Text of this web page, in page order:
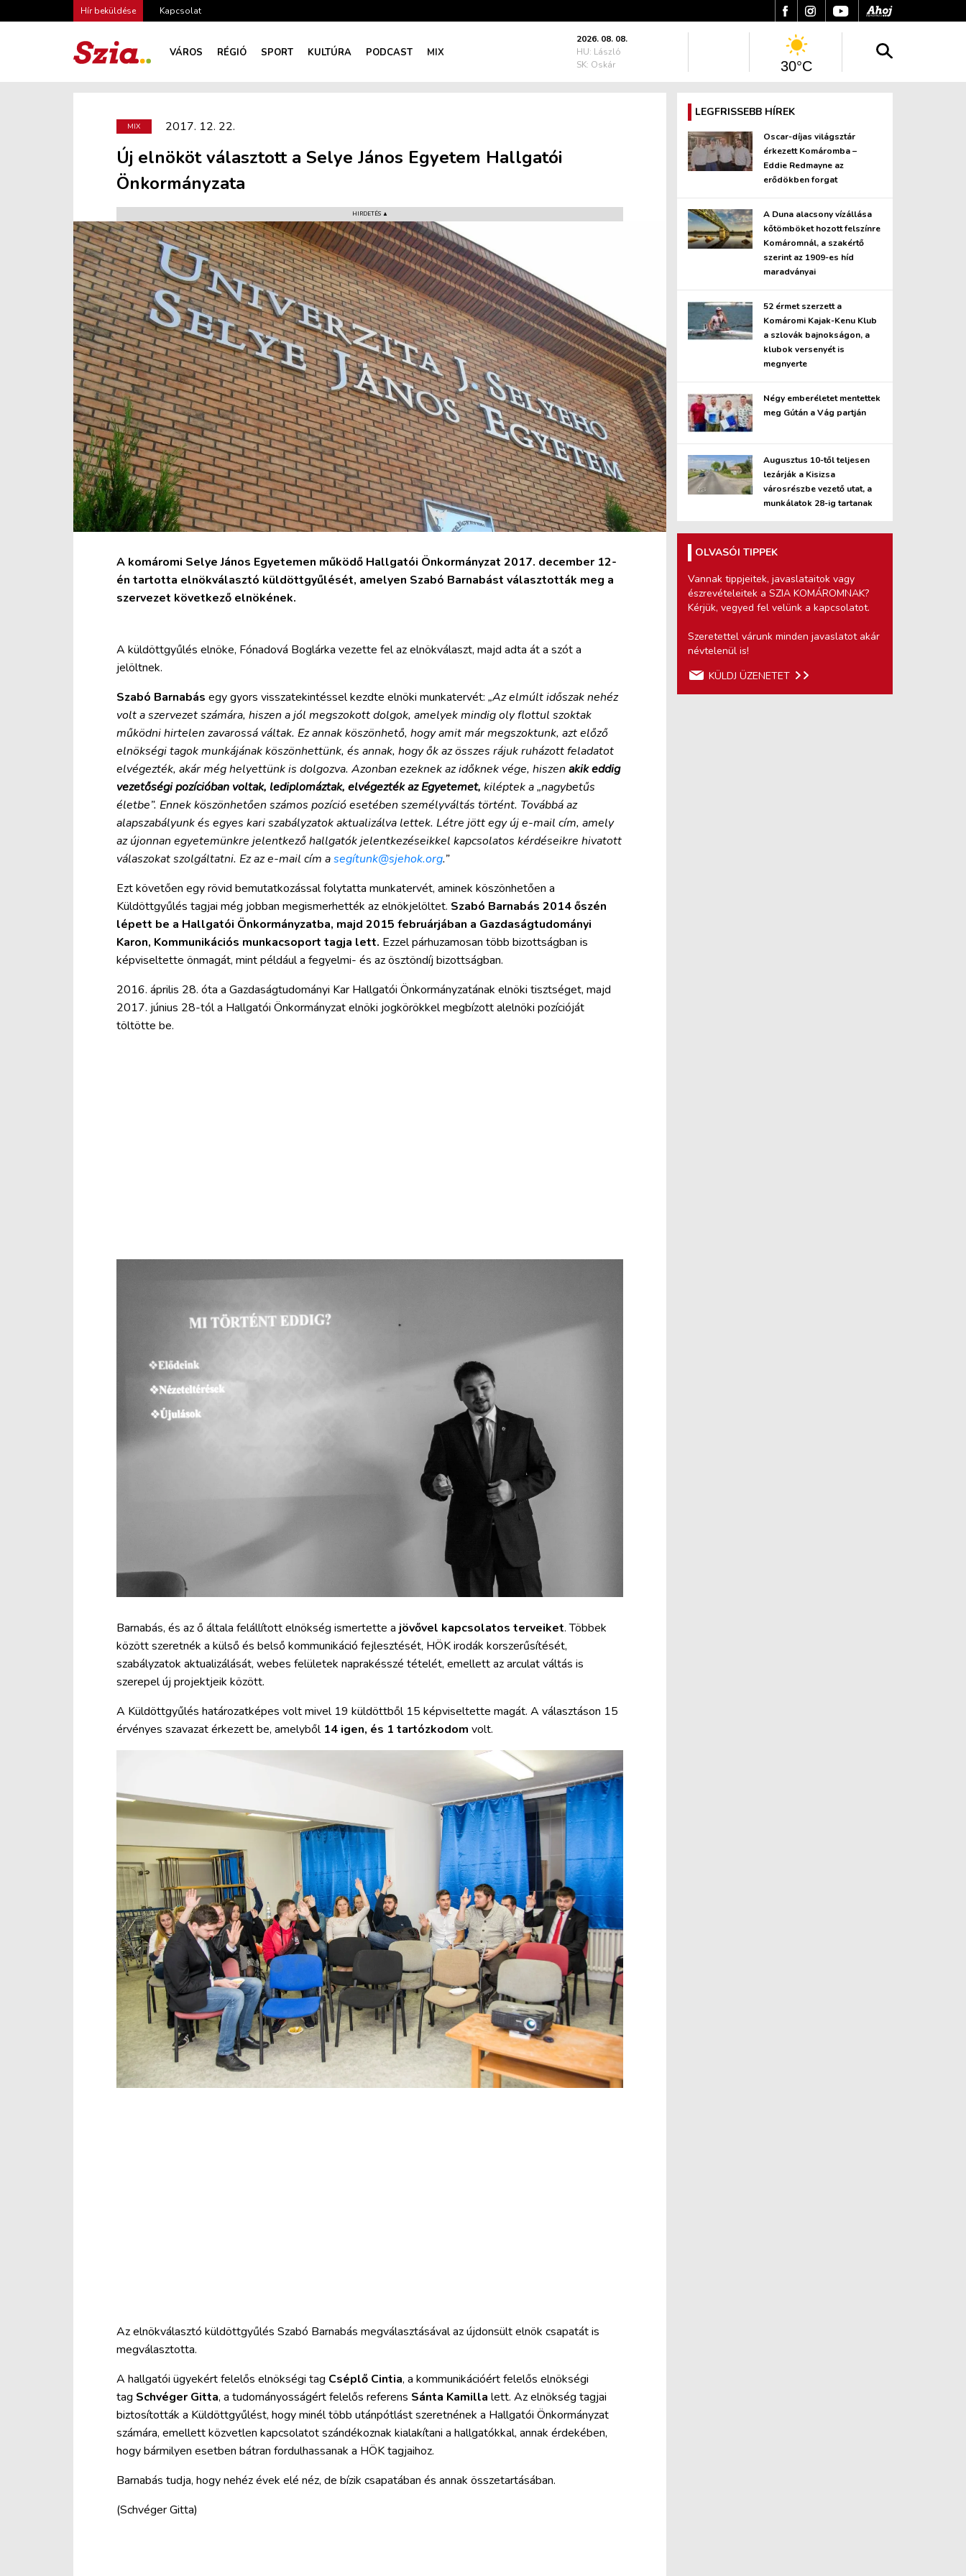
Hír beküldése Kapcsolat
VÁROS RÉGIÓ SPORT KULTÚRA PODCAST MIX
2026. 08. 08.
HU: László
SK: Oskár
30°C
MIX 2017. 12. 22.
Új elnököt választott a Selye János Egyetem Hallgatói
Önkormányzata
HIRDETÉS ▲
A komáromi Selye János Egyetemen működő Hallgatói Önkormányzat 2017. december 12-
én tartotta elnökválasztó küldöttgyűlését, amelyen Szabó Barnabást választották meg a
szervezet következő elnökének.
A küldöttgyűlés elnöke, Fónadová Boglárka vezette fel az elnökválaszt, majd adta át a szót a
jelöltnek.
Szabó Barnabás egy gyors visszatekintéssel kezdte elnöki munkatervét: „Az elmúlt időszak nehéz
volt a szervezet számára, hiszen a jól megszokott dolgok, amelyek mindig oly flottul szoktak
működni hirtelen zavarossá váltak. Ez annak köszönhető, hogy amit már megszoktunk, azt előző
elnökségi tagok munkájának köszönhettünk, és annak, hogy ők az összes rájuk ruházott feladatot
elvégezték, akár még helyettünk is dolgozva. Azonban ezeknek az időknek vége, hiszen akik eddig
vezetőségi pozícióban voltak, lediplomáztak, elvégezték az Egyetemet, kiléptek a „nagybetűs
életbe”. Ennek köszönhetően számos pozíció esetében személyváltás történt. Továbbá az
alapszabályunk és egyes kari szabályzatok aktualizálva lettek. Létre jött egy új e-mail cím, amely
az újonnan egyetemünkre jelentkező hallgatók jelentkezéseikkel kapcsolatos kérdéseikre hivatott
válaszokat szolgáltatni. Ez az e-mail cím asegítunk@sjehok.org.”
Ezt követően egy rövid bemutatkozással folytatta munkatervét, aminek köszönhetően a
Küldöttgyűlés tagjai még jobban megismerhették az elnökjelöltet. Szabó Barnabás 2014 őszén
lépett be a Hallgatói Önkormányzatba, majd 2015 februárjában a Gazdaságtudományi
Karon, Kommunikációs munkacsoport tagja lett. Ezzel párhuzamosan több bizottságban is
képviseltette önmagát, mint például a fegyelmi- és az ösztöndíj bizottságban.
2016. április 28. óta a Gazdaságtudományi Kar Hallgatói Önkormányzatának elnöki tisztséget, majd
2017. június 28-tól a Hallgatói Önkormányzat elnöki jogkörökkel megbízott alelnöki pozícióját
töltötte be.
Barnabás, és az ő általa felállított elnökség ismertette a jövővel kapcsolatos terveiket. Többek
között szeretnék a külső és belső kommunikáció fejlesztését, HÖK irodák korszerűsítését,
szabályzatok aktualizálását, webes felületek naprakésszé tételét, emellett az arculat váltás is
szerepel új projektjeik között.
A Küldöttgyűlés határozatképes volt mivel 19 küldöttből 15 képviseltette magát. A választáson 15
érvényes szavazat érkezett be, amelyből 14 igen, és 1 tartózkodom volt.
Az elnökválasztó küldöttgyűlés Szabó Barnabás megválasztásával az újdonsült elnök csapatát is
megválasztotta.
A hallgatói ügyekért felelős elnökségi tag Cséplő Cintia, a kommunikációért felelős elnökségi
tag Schvéger Gitta, a tudományosságért felelős referens Sánta Kamilla lett. Az elnökség tagjai
biztosították a Küldöttgyűlést, hogy minél több utánpótlást szeretnének a Hallgatói Önkormányzat
számára, emellett közvetlen kapcsolatot szándékoznak kialakítani a hallgatókkal, annak érdekében,
hogy bármilyen esetben bátran fordulhassanak a HÖK tagjaihoz.
Barnabás tudja, hogy nehéz évek elé néz, de bízik csapatában és annak összetartásában.
(Schvéger Gitta)
LEGFRISSEBB HÍREK
Oscar-díjas világsztár
érkezett Komáromba –
Eddie Redmayne az
erődökben forgat
A Duna alacsony vízállása
kőtömböket hozott felszínre
Komáromnál, a szakértő
szerint az 1909-es híd
maradványai
52 érmet szerzett a
Komáromi Kajak-Kenu Klub
a szlovák bajnokságon, a
klubok versenyét is
megnyerte
Négy emberéletet mentettek
meg Gútán a Vág partján
Augusztus 10-től teljesen
lezárják a Kisizsa
városrészbe vezető utat, a
munkálatok 28-ig tartanak
OLVASÓI TIPPEK
Vannak tippjeitek, javaslataitok vagy
észrevételeitek a SZIA KOMÁROMNAK?
Kérjük, vegyed fel velünk a kapcsolatot.
Szeretettel várunk minden javaslatot akár
névtelenül is!
KÜLDJ ÜZENETET